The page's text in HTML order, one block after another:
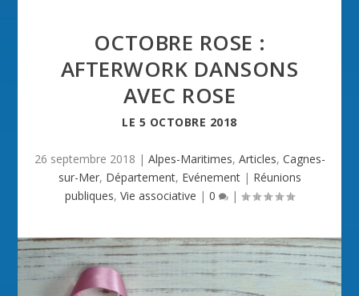
OCTOBRE ROSE :
AFTERWORK DANSONS
AVEC ROSE
LE 5 OCTOBRE 2018
26 septembre 2018 | Alpes-Maritimes, Articles, Cagnes-
sur-Mer, Département, Evénement| Réunions
publiques, Vie associative | 0 |